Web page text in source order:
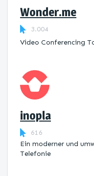
Wonder.me
3.004
Video Conferencing
inopla
616
Ein moderner und
Telefonie